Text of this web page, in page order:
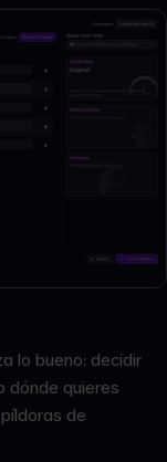
lo bueno: decidir
dónde quieres
de